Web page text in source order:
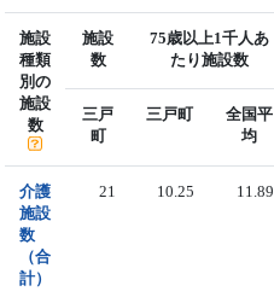
施設
種類
別の
施設
数
施設
数
75歳以上1千人あ
たり施設数
三戸
町
三戸町
全国平
均
介護
施設
数
（合
計）
21 10.25 11.89